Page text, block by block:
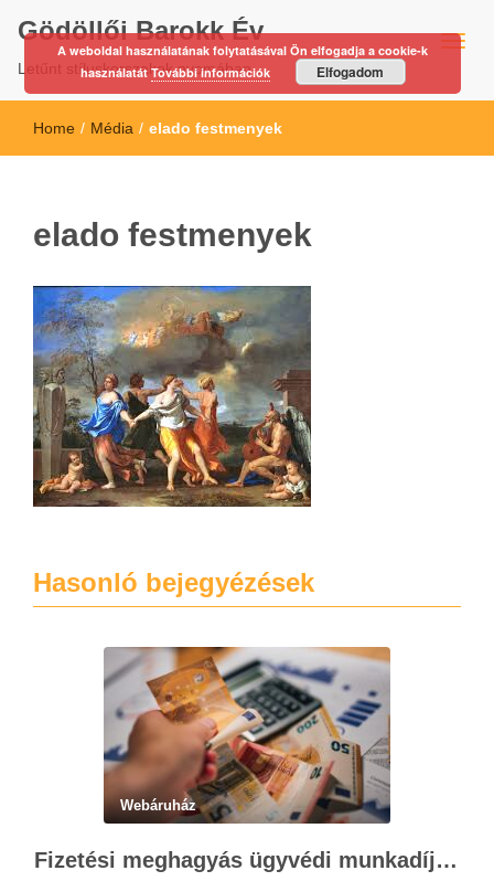
Gödöllői Barokk Év
Letűnt stíluskorszakok nyomában…
Home / Média / elado festmenyek
elado festmenyek
Hasonló bejegyézések
Webáruház
Fizetési meghagyás ügyvédi munkadíja: teljes költségvetési útmutató
A weboldal használatának folytatásával Ön elfogadja a cookie-k
használatátTovábbi információk Elfogadom